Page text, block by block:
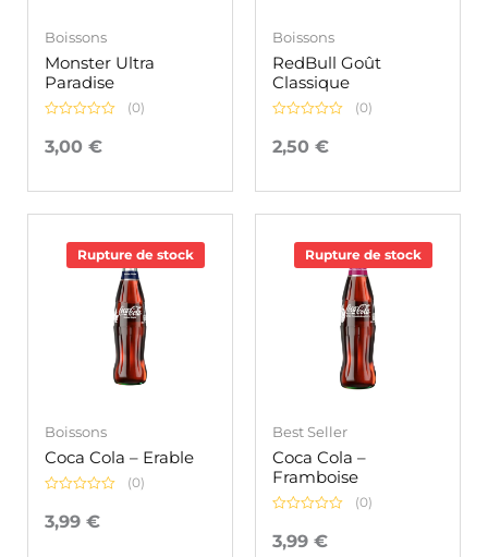
Boissons
Monster Ultra
Paradise
0
sur
(0)
3,00 €
Boissons
RedBull Goût
Classique
0
sur
(0)
2,50 €
Rupture de stock
Boissons
Coca Cola – Erable
0
sur
(0)
3,99 €
Rupture de stock
Best Seller
Coca Cola –
Framboise
0
sur
(0)
3,99 €